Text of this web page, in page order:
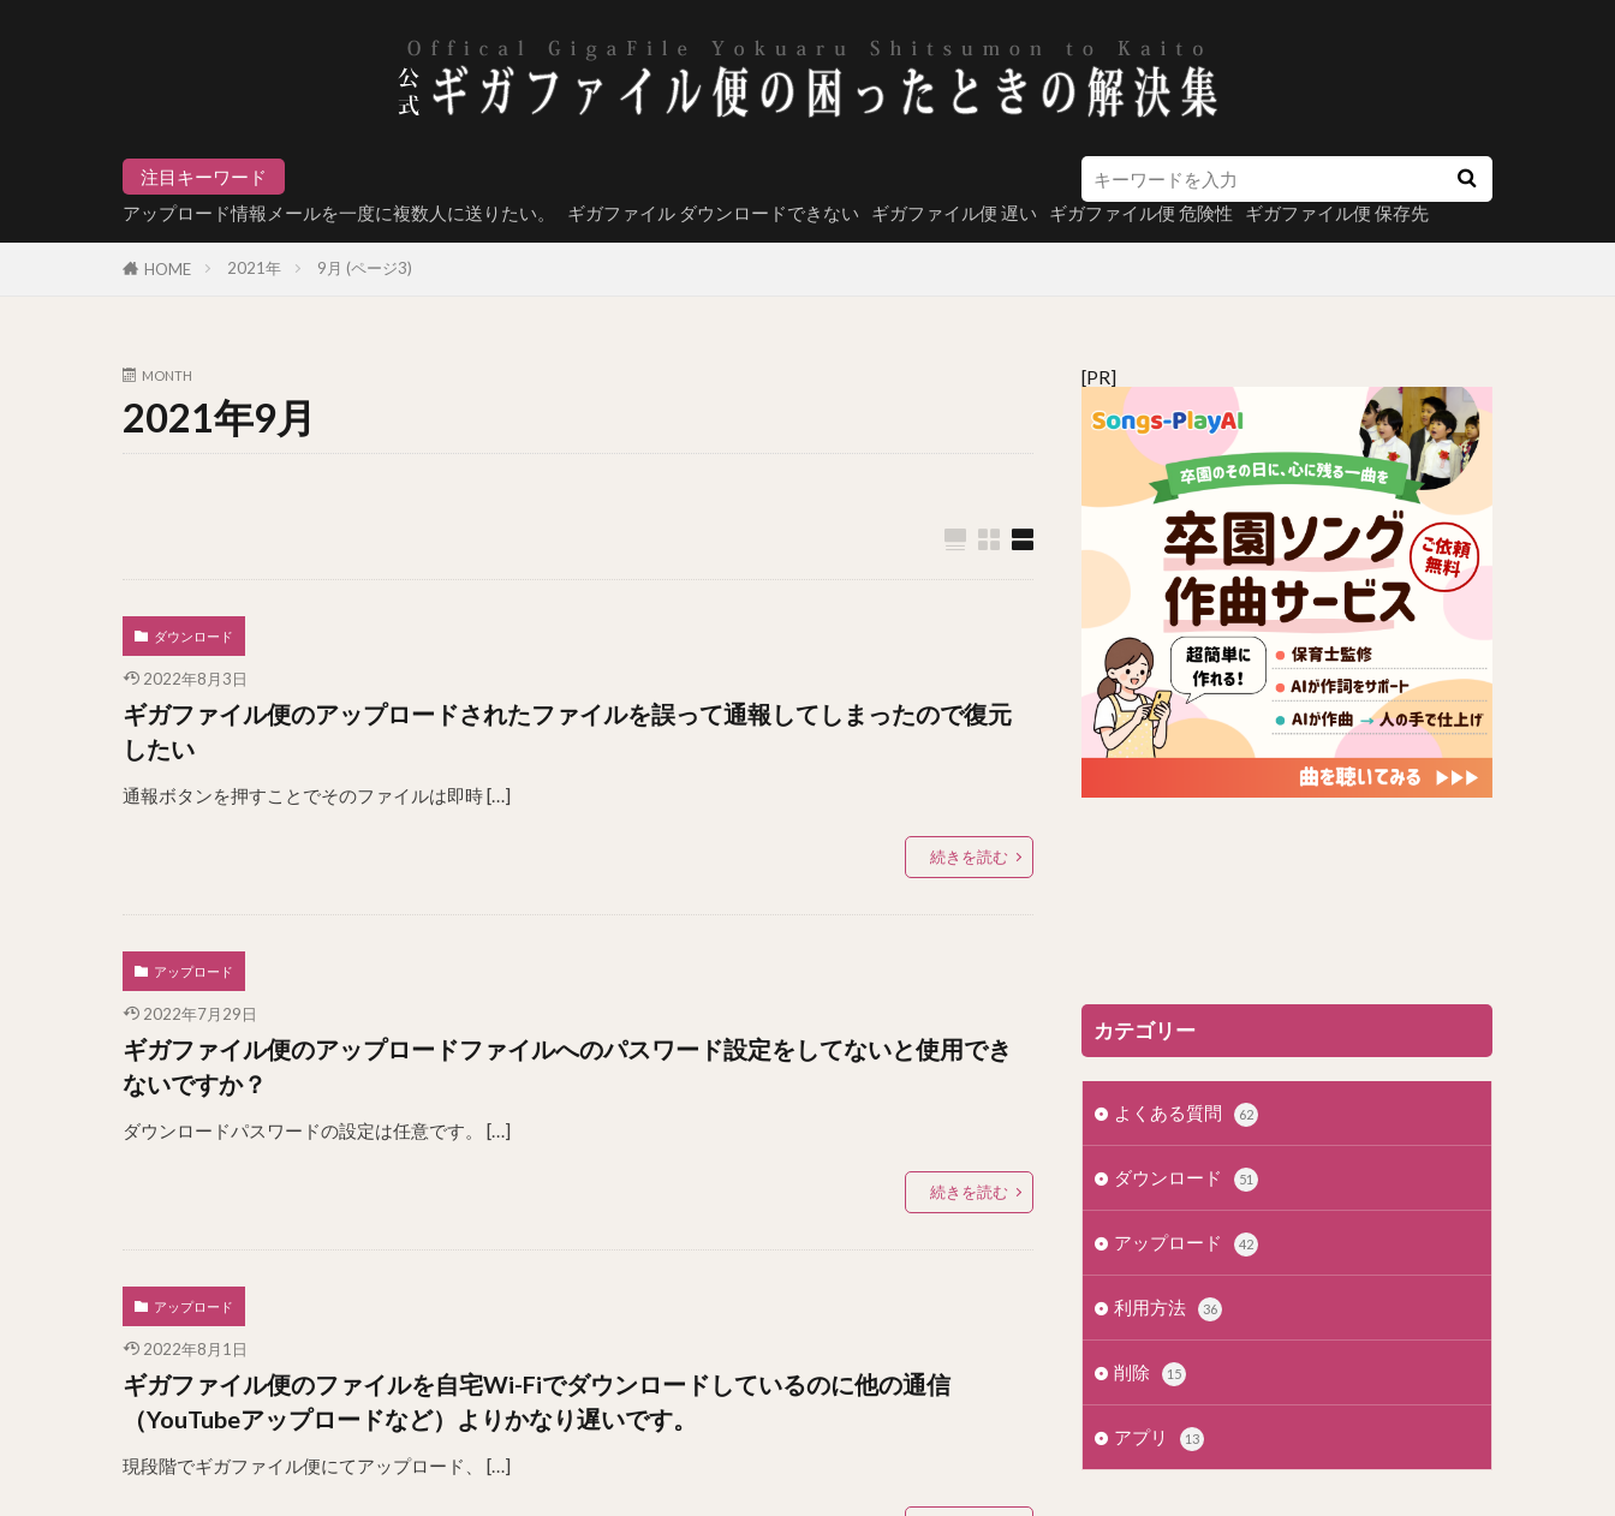
注目キーワード
アップロード情報メールを一度に複数人に送りたい。
ギガファイル ダウンロードできない ギガファイル便 遅い ギガファイル便 危険性 ギガファイル便 保存先
HOME 2021年 9月 (ページ3)
MONTH
2021年9月
ダウンロード
2022年8月3日
ギガファイル便のアップロードされたファイルを誤って通報してしまったので復元
したい
通報ボタンを押すことでそのファイルは即時 […]
続きを読む
アップロード
2022年7月29日
ギガファイル便のアップロードファイルへのパスワード設定をしてないと使用でき
ないですか？
ダウンロードパスワードの設定は任意です。 […]
続きを読む
アップロード
2022年8月1日
ギガファイル便のファイルを自宅Wi-Fiでダウンロードしているのに他の通信
（YouTubeアップロードなど）よりかなり遅いです。
現段階でギガファイル便にてアップロード、 […]
[PR]
カテゴリー
よくある質問 62
ダウンロード 51
アップロード 42
利用方法 36
削除 15
アプリ 13